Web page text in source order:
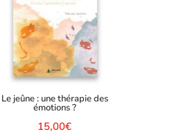
Le jeûne : une thérapie des
émotions ?
15,00€